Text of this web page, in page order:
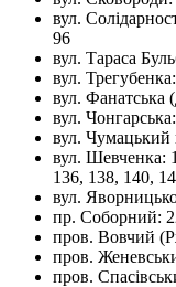
вул.
96
вул. Тараса
вул.
вул. Фанатська
вул.
вул. Чумацький
вул. Шевченка:
136, 138, 140,
вул.
пр. Соборний:
пров. Вовчий
пров.
пров.